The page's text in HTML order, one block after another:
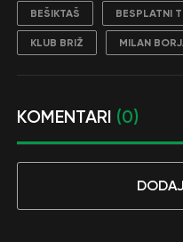
BEŠIKTAŠ BESPLATNI
KLUB BRIŽ MILAN
KOMENTARI (0)